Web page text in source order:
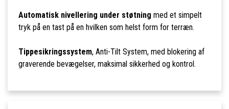
Automatisk nivellering under støtning med et simpelt
tryk på en tast på en hvilken som helst form for terræn.
Tippesikringssystem, Anti-Tilt System, med blokering af
graverende bevægelser, maksimal sikkerhed og kontrol.